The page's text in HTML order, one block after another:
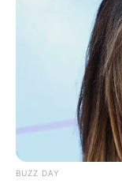
BUZZ DAY